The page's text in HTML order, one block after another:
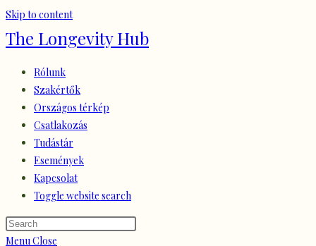
Skip to content
The Longevity Hub
Rólunk
Szakértők
Országos térkép
Csatlakozás
Tudástár
Események
Kapcsolat
Toggle website search
MenuClose